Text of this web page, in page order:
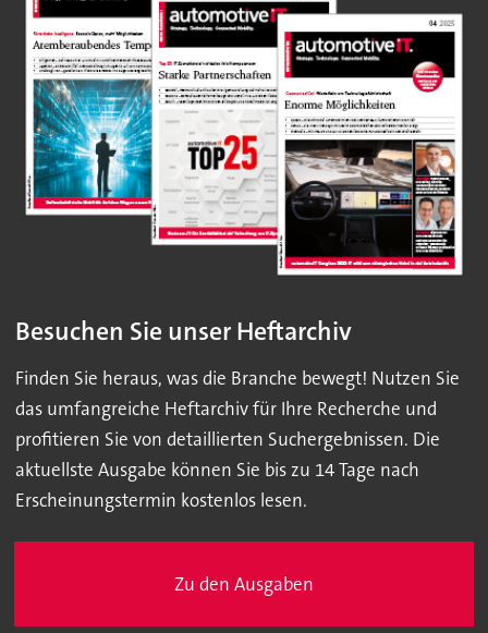
Besuchen Sie unser Heftarchiv
Finden Sie heraus, was die Branche bewegt! Nutzen Sie
das umfangreiche Heftarchiv für Ihre Recherche und
profitieren Sie von detaillierten Suchergebnissen. Die
aktuellste Ausgabe können Sie bis zu 14 Tage nach
Erscheinungstermin kostenlos lesen.
Zu den Ausgaben